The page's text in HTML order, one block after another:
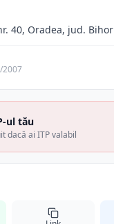
40, Oradea, jud. Bihor
2007
ul tău
dacă ai ITP valabil